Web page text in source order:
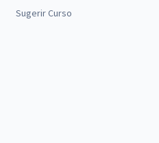
Sugerir Curso